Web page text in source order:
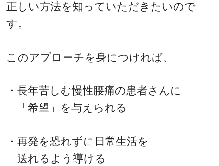
正しい方法を知っていただきたいので
す。
このアプローチを身につければ、
・長年苦しむ慢性腰痛の患者さんに
「希望」を与えられる
・再発を恐れずに日常生活を
送れるよう導ける